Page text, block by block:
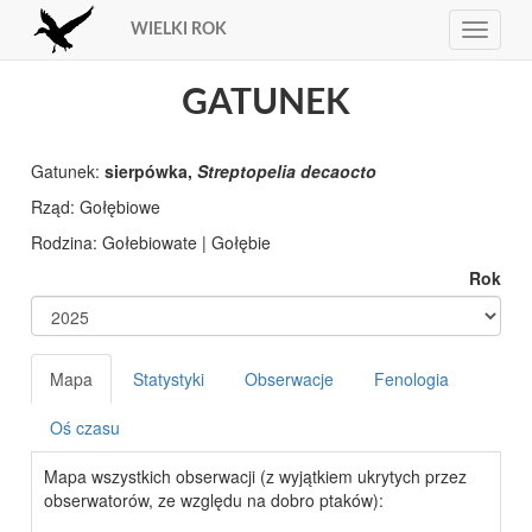
Toggle
WIELKI ROK
GATUNEK
Gatunek:sierpówka,Streptopelia decaocto
Rząd: Gołębiowe
Rodzina: Gołebiowate | Gołębie
Rok
Mapa Statystyki Obserwacje Fenologia
Oś czasu
Mapa wszystkich obserwacji (z wyjątkiem ukrytych przez
obserwatorów, ze względu na dobro ptaków):